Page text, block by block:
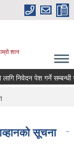
शान
निवेदन पेश गर्ने सम्बन्धी
सूचना